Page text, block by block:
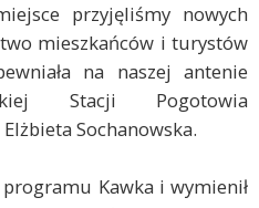
przyjęliśmy nowych
mieszkańców i turystów
na naszej antenie
Stacji Pogotowia
Sochanowska.
programu Kawka i wymienił